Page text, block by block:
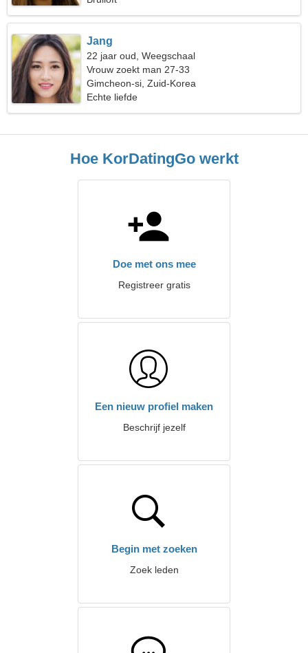
Jang
22 jaar oud, Weegschaal
Vrouw zoekt man 27-33
Gimcheon-si, Zuid-Korea
Echte liefde
Hoe KorDatingGo werkt
Doe met ons mee
Registreer gratis
Een nieuw profiel maken
Beschrijf jezelf
Begin met zoeken
Zoek leden